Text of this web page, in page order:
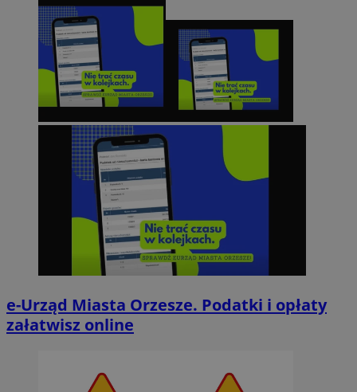
e-Urząd Miasta Orzesze. Podatki i opłaty
załatwisz online